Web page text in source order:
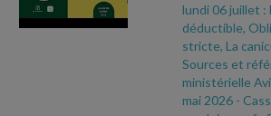
lundi 06 juillet :
déductible,
stricte, La
Sources et
ministérielle
mai 2026 -